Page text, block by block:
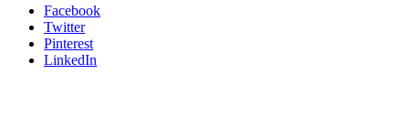
Facebook
Twitter
Pinterest
LinkedIn